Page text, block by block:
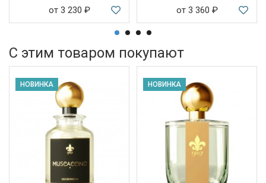
от 3 230 ₽ от 3 360 ₽
С этим товаром покупают
НОВИНКА НОВИНКА